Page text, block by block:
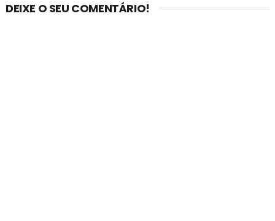
DEIXE O SEU COMENTÁRIO!